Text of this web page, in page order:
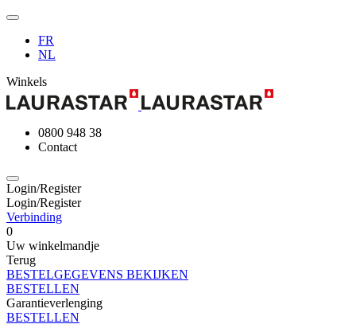
FR
NL
Winkels
0800 948 38
Contact
Login/Register
Login/Register
Verbinding
0
Uw winkelmandje
Terug
BESTELGEGEVENS BEKIJKEN
BESTELLEN
Garantieverlenging
BESTELLEN